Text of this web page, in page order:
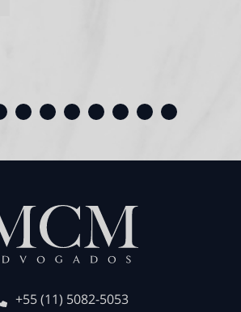
+55 (11) 5082-5053